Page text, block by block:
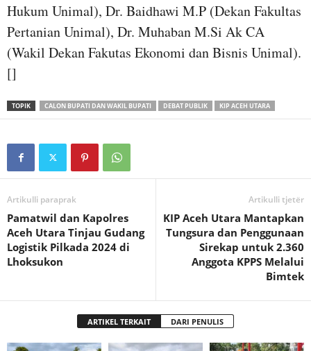
Hukum Unimal), Dr. Baidhawi M.P (Dekan Fakultas
Pertanian Unimal), Dr. Muhaban M.Si Ak CA
(Wakil Dekan Fakutas Ekonomi dan Bisnis Unimal).
[]
TOPIK CALON BUPATI DAN WAKIL BUPATI DEBAT PUBLIK KIP ACEH UTARA
Artikulli paraprak
Pamatwil dan Kapolres
Aceh Utara Tinjau Gudang
Logistik Pilkada 2024 di
Lhoksukon
Artikulli tjetër
KIP Aceh Utara Mantapkan
Tungsura dan Penggunaan
Sirekap untuk 2.360
Anggota KPPS Melalui
Bimtek
ARTIKEL TERKAIT DARI PENULIS